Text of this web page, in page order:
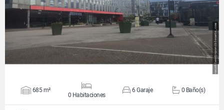
VER DETALLES
685 m²
0 Habitaciones
6 Garaje 0 Baño(s)